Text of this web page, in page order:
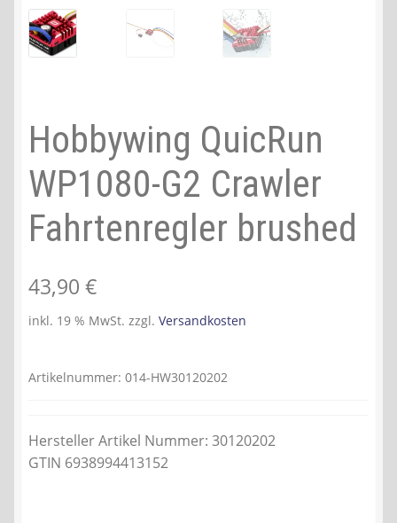
Hobbywing QuicRun
WP1080-G2 Crawler
Fahrtenregler brushed
43,90 €
inkl. 19 % MwSt. zzgl. Versandkosten
Hersteller Artikel Nummer: 30120202
GTIN 6938994413152
Artikelnummer: 014-HW30120202